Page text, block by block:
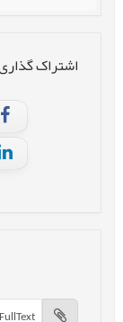
اشتراک گذاری